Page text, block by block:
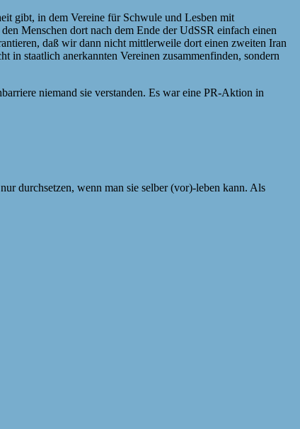
gibt, in dem Vereine für Schwule und Lesben mit
Menschen dort nach dem Ende der UdSSR einfach einen
daß wir dann nicht mittlerweile dort einen zweiten Iran
in staatlich anerkannten Vereinen zusammenfinden, sondern
niemand sie verstanden. Es war eine PR-Aktion in
durchsetzen, wenn man sie selber (vor)-leben kann. Als